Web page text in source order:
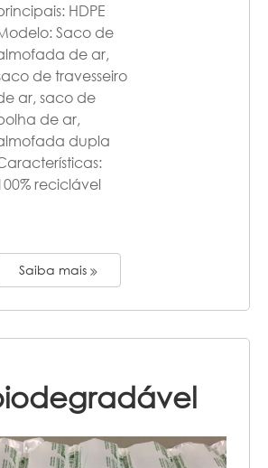
HDPE
Saco de
de ar,
de travesseiro
ar, saco de
de ar,
dupla
reciclável
Saiba mais